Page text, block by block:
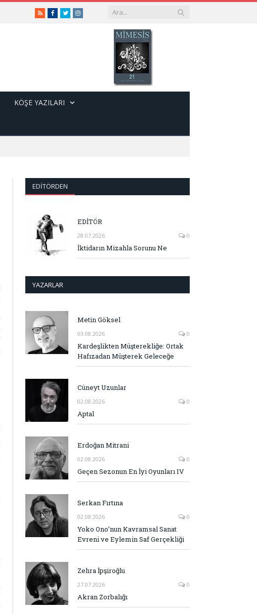
RSSFacebook
TwitterInstagram
KÖŞE YAZILARI
EDITÖRDEN
EDİTÖR
28.07.2026 0
İktidarın Mizahla Sorunu Ne
YAZARLAR
Metin Göksel
03.08.2026 0
Kardeşlikten Müşterekliğe: Ortak
Hafızadan Müşterek Geleceğe
Cüneyt Uzunlar
02.08.2026 0
Aptal
Erdoğan Mitrani
02.08.2026 0
Geçen Sezonun En İyi Oyunları IV
Serkan Fırtına
02.08.2026 0
Yoko Ono’nun Kavramsal Sanat
Evreni ve Eylemin Saf Gerçekliği
Zehra İpşiroğlu
27.07.2026 0
Akran Zorbalığı